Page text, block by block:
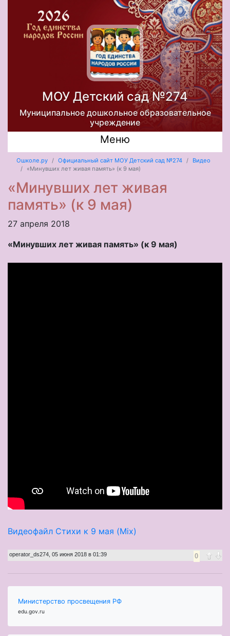
МОУ Детский сад №274
Муниципальное дошкольное образовательное
учреждение
Меню
Ошколе.ру Официальный сайт МОУ Детский сад №274
Видео
«Минувших лет живая память» (к 9 мая)
«Минувших лет живая
память» (к 9 мая)
27 апреля 2018
«Минувших лет живая память» (к 9 мая)
Видеофайл Стихи к 9 мая (Mix)
0
operator_ds274 05 июня 2018 в 01:39
Министерство просвещения РФ
edu.gov.ru